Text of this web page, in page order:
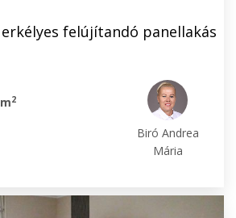
felújítandó panellakás
2
Biró Andrea
Mária